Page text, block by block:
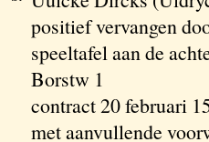
positief vervangen
speeltafel aan de
Borstw 1
contract 20 februari
met aanvullende